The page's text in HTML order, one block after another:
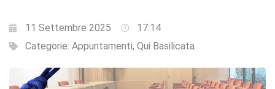
11 Settembre 2025
17:14
Categorie: Appuntamenti, Qui Basilicata